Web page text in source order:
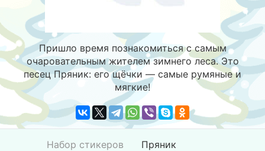
Пришло время познакомиться с самым
очаровательным жителем зимнего леса. Это
песец Пряник: его щёчки — самые румяные и
мягкие!
Набор стикеров
Пряник